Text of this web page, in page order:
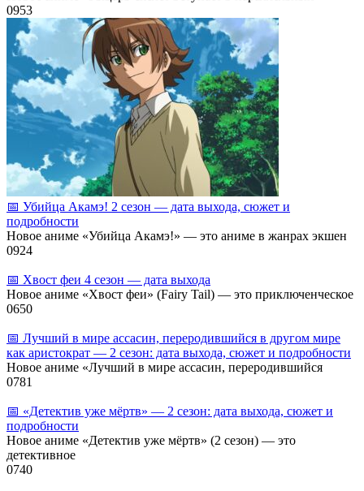
0953
📅 Убийца Акамэ! 2 сезон — дата выхода, сюжет и
подробности
Новое аниме «Убийца Акамэ!» — это аниме в жанрах экшен
0924
📅 Хвост феи 4 сезон — дата выхода
Новое аниме «Хвост феи» (Fairy Tail) — это приключенческое
0650
📅 Лучший в мире ассасин, переродившийся в другом мире
как аристократ — 2 сезон: дата выхода, сюжет и подробности
Новое аниме «Лучший в мире ассасин, переродившийся
0781
📅 «Детектив уже мёртв» — 2 сезон: дата выхода, сюжет и
подробности
Новое аниме «Детектив уже мёртв» (2 сезон) — это
детективное
0740